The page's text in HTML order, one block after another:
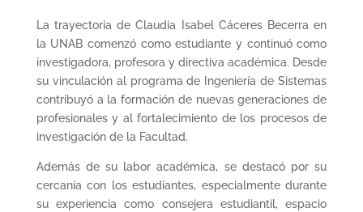
La trayectoria de Claudia Isabel Cáceres Becerra en
la UNAB comenzó como estudiante y continuó como
investigadora, profesora y directiva académica. Desde
su vinculación al programa de Ingeniería de Sistemas
contribuyó a la formación de nuevas generaciones de
profesionales y al fortalecimiento de los procesos de
investigación de la Facultad.
Además de su labor académica, se destacó por su
cercanía con los estudiantes, especialmente durante
su experiencia como consejera estudiantil, espacio